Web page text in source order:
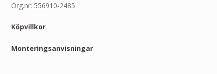
Org.nr: 556910-2485
Köpvillkor
Monteringsanvisningar